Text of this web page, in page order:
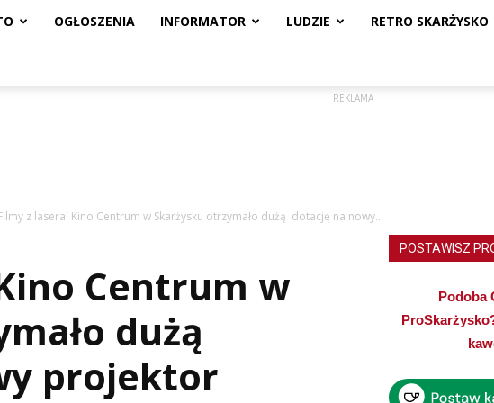
OGŁOSZENIA INFORMATOR LUDZIE RETRO SKARŻYSKO
REKLAMA
z lasera! Kino Centrum w Skarżysku otrzymało dużą dotację na nowy...
Centrum w
dużą
projektor
POSTAWISZ
Podoba